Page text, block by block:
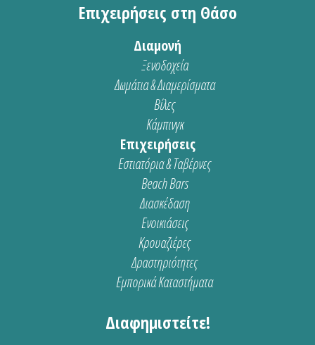
Επιχειρήσεις στη Θάσο
Διαμονή
Ξενοδοχεία
Δωμάτια & Διαμερίσματα
Βίλες
Κάμπινγκ
Επιχειρήσεις
Εστιατόρια & Ταβέρνες
Beach Bars
Διασκέδαση
Ενοικιάσεις
Κρουαζιέρες
Δραστηριότητες
Εμπορικά Καταστήματα
Διαφημιστείτε!